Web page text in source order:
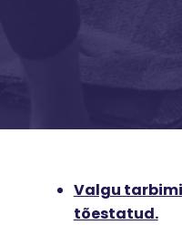
Valgu
tõestatud.